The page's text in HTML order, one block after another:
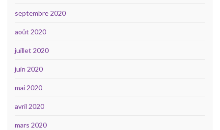
septembre 2020
août 2020
juillet 2020
juin 2020
mai 2020
avril 2020
mars 2020